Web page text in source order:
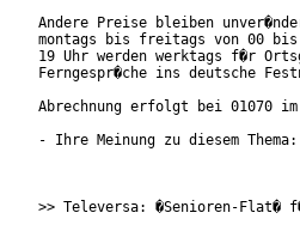
Andere Preise bleiben
montags bis freitags von 00 bis
19 Uhr werden werktags f�r
Ferngespr�che ins deutsche
Abrechnung erfolgt bei 01070
- Ihre Meinung zu diesem Thema:
>> Televersa: �Senioren-Flat�